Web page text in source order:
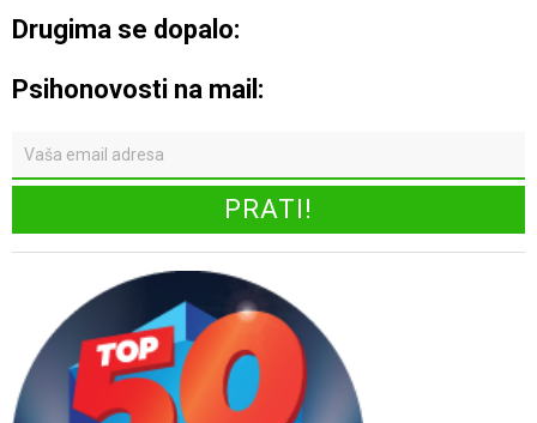
Drugima se dopalo:
Psihonovosti na mail: